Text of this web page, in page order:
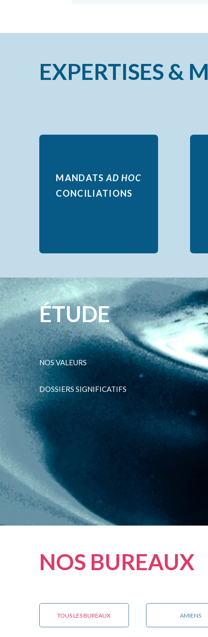
EXPERTISES & M
MANDATS AD HOC
CONCILIATIONS
ÉTUDE
NOS VALEURS
DOSSIERS SIGNIFICATIFS
NOS BUREAUX
TOUS LES BUREAUX AMIENS